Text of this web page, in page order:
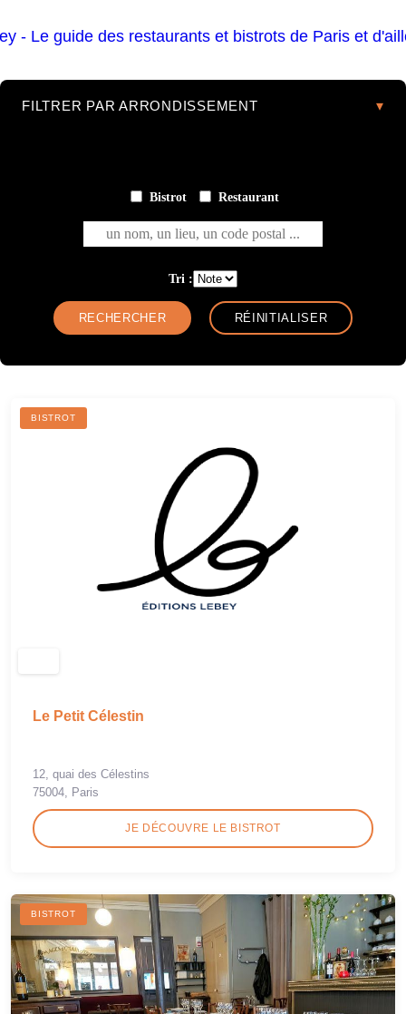
FILTRER PAR ARRONDISSEMENT
Bistrot Restaurant
un nom, un lieu, un code postal ...
Tri :
BISTROT
Le Petit Célestin
12, quai des Célestins
75004, Paris
JE DÉCOUVRE LE BISTROT
BISTROT